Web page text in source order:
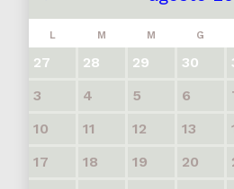
L M M G
27 28 29 30
3
4 5 6
10
11 12 13
17
18 19 20